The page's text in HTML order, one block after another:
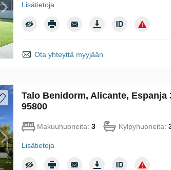
Lisätietoja
Ota yhteyttä myyjään
Talo Benidorm, Alicante, Espanja
95800
Makuuhuoneita: 3 Kylpyhuoneita:
Lisätietoja